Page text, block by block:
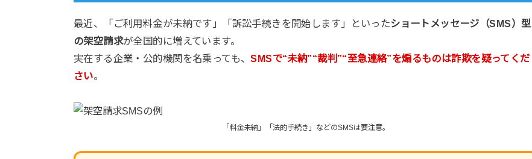
最近、「ご利用料金が未納です」「訴訟手続きを開始します」といったショートメッセージ（SMS）型
の架空請求が全国的に増えています。
実在する企業・公的機関を名乗っても、SMSで“未納”“裁判”“至急連絡”を煽るものは詐欺を疑ってくだ
さい。
「料金未納」「法的手続き」などのSMSは要注意。